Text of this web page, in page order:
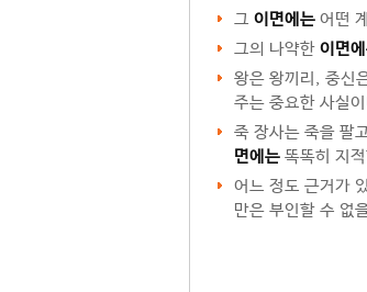
그 이면에는 어떤
그의 나약한 이면
왕은 왕끼리, 중신
주는 중요한 사실
죽 장사는 죽을 팔
면에는 똑똑히 지
어느 정도 근거가
만은 부인할 수